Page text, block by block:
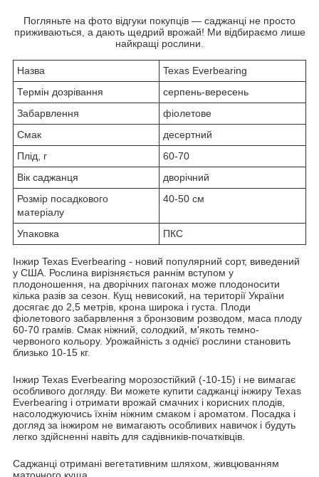
Погляньте на фото відгуки покупців — саджанці не просто
приживаються, а дають щедрий врожай! Ми відбираємо лише
найкращі рослини.
Назва
Texas Everbearing
Термін дозрівання
серпень-вересень
Забарвлення
фіолетове
Смак
десертний
Плід, г
60-70
Вік саджанця
дворічний
Розмір посадкового
матеріалу
40-50 см
Упаковка ПКС
Інжир Texas Everbearing - новий популярний сорт, виведений
у США. Рослина вирізняється раннім вступом у
плодоношення, на дворічних пагонах може плодоносити
кілька разів за сезон. Кущ невисокий, на території України
досягає до 2,5 метрів, крона широка і густа. Плоди
фіолетового забарвлення з бронзовим розводом, маса плоду
60-70 грамів. Смак ніжний, солодкий, м'якоть темно-
червоного кольору. Урожайність з однієї рослини становить
близько 10-15 кг.
Інжир Texas Everbearing морозостійкий (-10-15) і не вимагає
особливого догляду. Ви можете купити саджанці інжиру Texas
Everbearing і отримати врожай смачних і корисних плодів,
насолоджуючись їхнім ніжним смаком і ароматом. Посадка і
догляд за інжиром не вимагають особливих навичок і будуть
легко здійсненні навіть для садівників-початківців.
Саджанці отримані вегетативним шляхом, живцюванням